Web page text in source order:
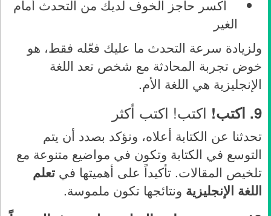
أكسر حاجز الخوف لديك من التحدث أمام
الغير
ولزيادة سرعة التحدث ما عليك فعّله فقط، هو
خوض تجربة المحادثة مع شخص تعد اللغة
الإنجليزية هي اللغة الأم.
9. اكتب! اكتب! اكتب أكثر
تحدثنا عن الكتابة أعلاه، ونؤكد بصدد أن يتم
التوسع في الكتابة وتكون في مواضيع متنوعة مع
تلخيص المقالات. تأكيداً على أهميتها في تعلم
اللغة الإنجليزية ونتائجها تكون ملموسة.